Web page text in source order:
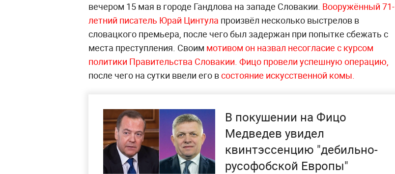
вечером 15 мая в городе Гандлова на западе Словакии. Вооружённый 71-
летний писатель Юрай Цинтула произвёл несколько выстрелов в
словацкого премьера, после чего был задержан при попытке сбежать с
места преступления. Своим мотивом он назвал несогласие с курсом
политики Правительства Словакии. Фицо провели успешную операцию,
после чего на сутки ввели его всостояние искусственной комы.
В покушении на Фицо
Медведев увидел
квинтэссенцию "дебильно-
русофобской Европы"